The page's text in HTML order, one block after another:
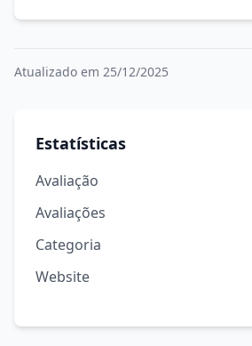
Atualizado em 25/12/2025
Estatísticas
Avaliação
Avaliações
Categoria
Website